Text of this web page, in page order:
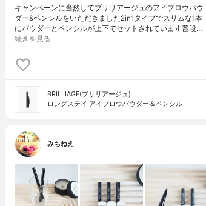
キャンペーンに当然してブリリアージュのアイブロウパウ
ダー&ペンシルをいただきました2in1タイプでスリムな1本
にパウダーとペンシルが上下でセットされています普段…
続きを見る
BRILLIAGE(ブリリアージュ)
ロングステイ アイブロウパウダー＆ペンシル
みちねえ